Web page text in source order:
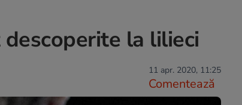
la lilieci
11 apr. 2020, 11:25
Comentează